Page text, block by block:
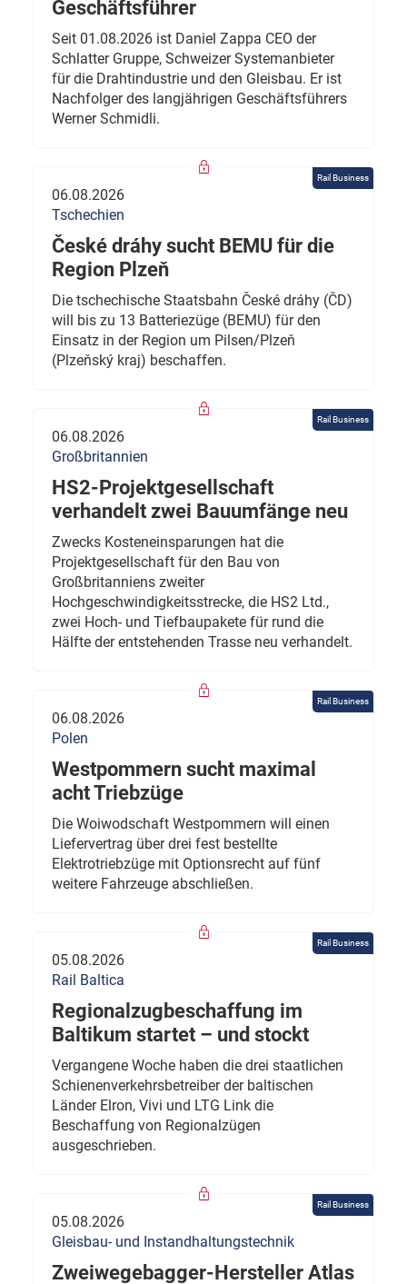
Geschäftsführer
Seit 01.08.2026 ist Daniel Zappa CEO der
Schlatter Gruppe, Schweizer Systemanbieter
für die Drahtindustrie und den Gleisbau. Er ist
Nachfolger des langjährigen Geschäftsführers
Werner Schmidli.
Rail Business
06.08.2026
Tschechien
České dráhy sucht BEMU für die
Region Plzeň
Die tschechische Staatsbahn České dráhy (ČD)
will bis zu 13 Batteriezüge (BEMU) für den
Einsatz in der Region um Pilsen/Plzeň
(Plzeňský kraj) beschaffen.
Rail Business
06.08.2026
Großbritannien
HS2-Projektgesellschaft
verhandelt zwei Bauumfänge neu
Zwecks Kosteneinsparungen hat die
Projektgesellschaft für den Bau von
Großbritanniens zweiter
Hochgeschwindigkeitsstrecke, die HS2 Ltd.,
zwei Hoch- und Tiefbaupakete für rund die
Hälfte der entstehenden Trasse neu verhandelt.
Rail Business
06.08.2026
Polen
Westpommern sucht maximal
acht Triebzüge
Die Woiwodschaft Westpommern will einen
Liefervertrag über drei fest bestellte
Elektrotriebzüge mit Optionsrecht auf fünf
weitere Fahrzeuge abschließen.
Rail Business
05.08.2026
Rail Baltica
Regionalzugbeschaffung im
Baltikum startet – und stockt
Vergangene Woche haben die drei staatlichen
Schienenverkehrsbetreiber der baltischen
Länder Elron, Vivi und LTG Link die
Beschaffung von Regionalzügen
ausgeschrieben.
Rail Business
05.08.2026
Gleisbau- und Instandhaltungstechnik
Zweiwegebagger-Hersteller Atlas